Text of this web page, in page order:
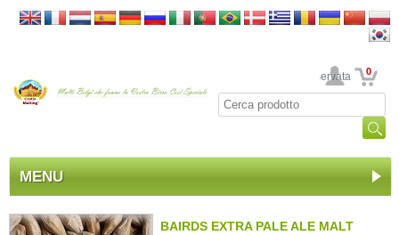
La sua area riservata 0
MENU
BAIRDS EXTRA PALE ALE MALT